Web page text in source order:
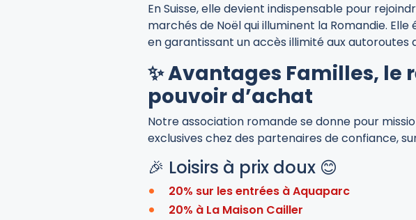
En Suisse, elle devient indispensable pour
marchés de Noël qui illuminent la Romandie.
en garantissant un accès illimité aux autoroutes
✨ Avantages Familles,
pouvoir d’achat
Notre association romande se donne pour
exclusives chez des partenaires de confiance,
🎉 Loisirs à prix doux 😊
20% sur les entrées à Aquaparc
20% à La Maison Cailler